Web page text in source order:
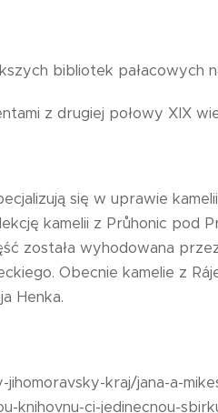
bibliotek pałacowych
z drugiej połowy XIX
się w uprawie
kamelii z Průhonic pod
została wyhodowana
Obecnie kamelie z
Henka.
kraj/jana-a-
knihovnu-ci-jedinecnou-